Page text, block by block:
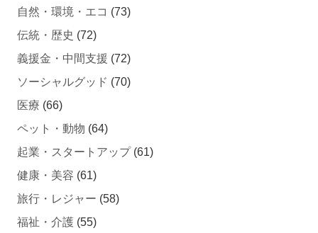
自然・環境・エコ (73)
伝統・歴史 (72)
義援金・中間支援 (72)
ソーシャルグッド (70)
医療 (66)
ペット・動物 (64)
起業・スタートアップ (61)
健康・美容 (61)
旅行・レジャー (58)
福祉・介護 (55)